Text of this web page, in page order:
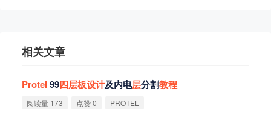
相关文章
Protel 99四层板设计及内电层分割教程
阅读量 173 点赞 0 PROTEL